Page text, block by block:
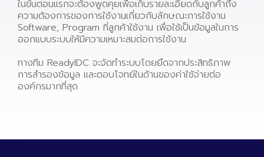
ในขั้นตอนแรกจะต้องพูดคุยเพื่อเก็บรายละเอียดกับลูกค้าถึง
ความต้องการของการใช้งานเกี่ยวกับลักษณะการใช้งาน
Software, Program ที่ลูกค้าใช้งาน เพื่อใช้เป็นข้อมูลในการ
ออกแบบระบบให้มีความเหมาะสมต่อการใช้งาน
ทางทีม ReadyIDC จะจัดทำระบบโดยยึดจากประสิทธิภาพ
การสำรองข้อมูล และตอบโจทย์ในด้านของค่าใช้จ่ายต่อ
องค์กรมากที่สุด